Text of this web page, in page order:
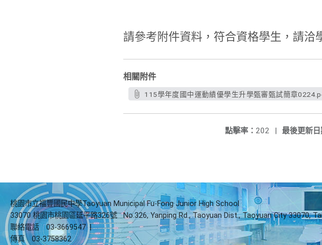
請參考附件資料，符合資格學生，請洽
相關附件
115學年度國中運動績優學生升學甄審甄試簡章
最後更新日
點擊率： 202 |
桃園市立福豐國民中學Taoyuan Municipal Fu-Fong Junior High School
33070 桃園市桃園區延平路326號
No.326, Yanping Rd., Taoyuan Dist., Taoyuan City 33070,
聯絡電話
03-3669547 |
傳真
03-3758362